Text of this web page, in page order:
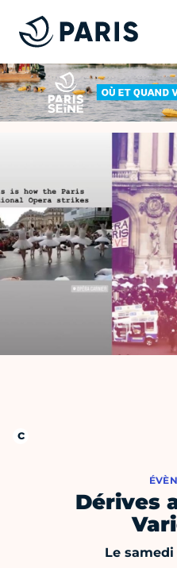
Dérives
Le samedi